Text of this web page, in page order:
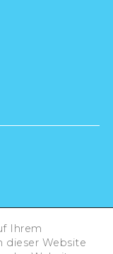
Ihrem
dieser Website